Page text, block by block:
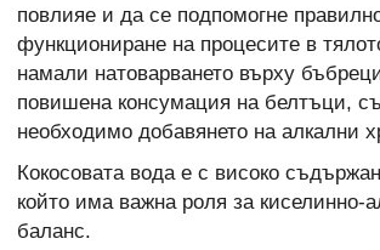
повлияе и да се подпомогне
функциониране на процесите в
намали натоварването върху
повишена консумация на белтъци,
необходимо добавянето на алкални
Кокосовата вода е с високо
който има важна роля за киселинно-
баланс.